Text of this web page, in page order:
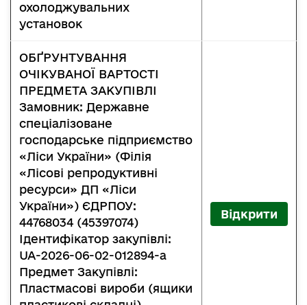
охолоджувальних
установок
ОБҐРУНТУВАННЯ
ОЧІКУВАНОЇ ВАРТОСТІ
ПРЕДМЕТА ЗАКУПІВЛІ
Замовник: Державне
спеціалізоване
господарське підприємство
«Ліси України» (Філія
«Лісові репродуктивні
ресурси» ДП «Ліси
України») ЄДРПОУ:
44768034 (45397074)
Ідентифікатор закупівлі:
UA-2026-06-02-012894-a
Предмет Закупівлі:
Пластмасові вироби (ящики
Відкрити